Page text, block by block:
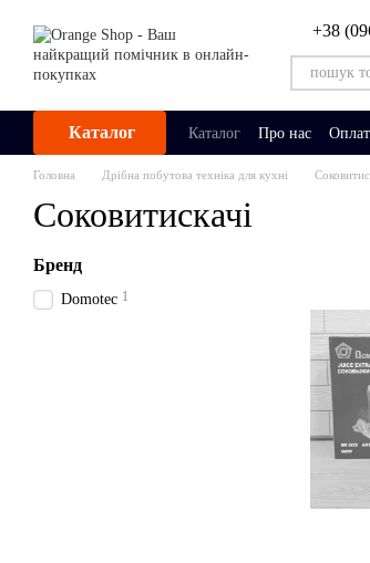
+38
Каталог Каталог Про нас
Головна Дрібна побутова техніка для кухні
Соковитискачі
Бренд
Domotec 1